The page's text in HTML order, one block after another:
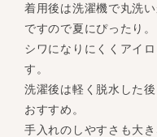
着用後は洗濯機で丸洗
ですので夏にぴったり。
シワになりにくくアイ
す。
洗濯後は軽く脱水した
おすすめ。
手入れのしやすさも大き